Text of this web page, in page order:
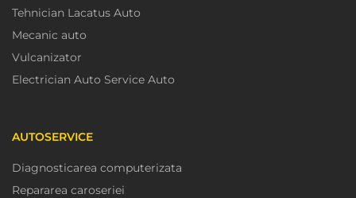
Tehnician Lacatus Auto
Mecanic auto
Vulcanizator
Electrician Auto Service Auto
AUTOSERVICE
Diagnosticarea computerizata
Repararea caroseriei